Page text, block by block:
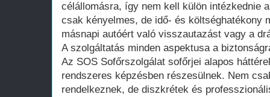
célállomásra, így nem kell külön intézkednie
csak kényelmes, de idő- és költséghatékony
másnapi autóért való visszautazást vagy a
A szolgáltatás minden aspektusa a
Az SOS Sofőrszolgálat sofőrjei alapos
rendszeres képzésben részesülnek. Nem
rendelkeznek, de diszkrétek és